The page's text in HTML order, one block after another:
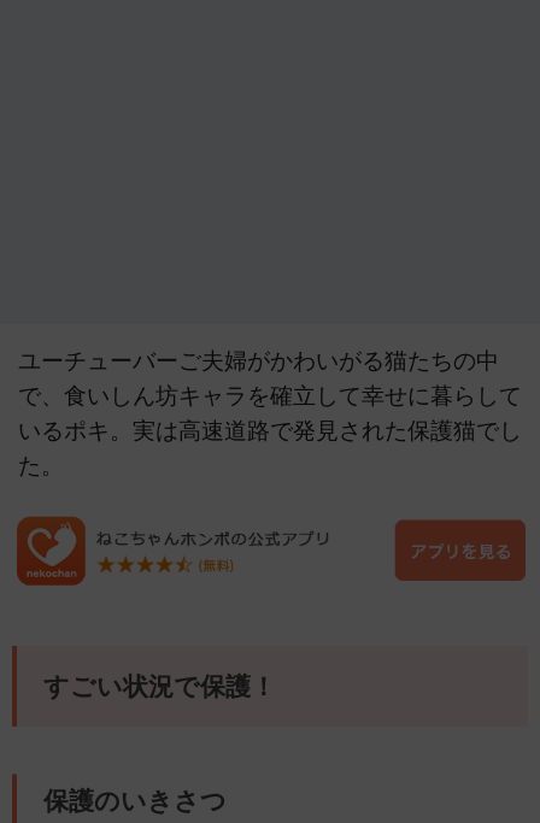
ユーチューバーご夫婦がかわいがる猫たちの中
で、食いしん坊キャラを確立して幸せに暮らして
いるポキ。実は高速道路で発見された保護猫でし
た。
すごい状況で保護！
保護のいきさつ